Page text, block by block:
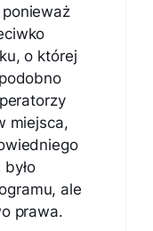
ponieważ
o której
miejsca,
ale
prawa.